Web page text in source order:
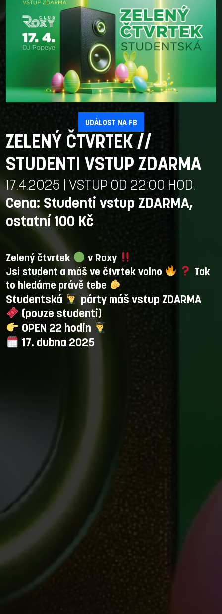
UDÁLOST NA FB
ZELENÝ ČTVRTEK //
STUDENTI VSTUP ZDARMA
17.4.2025 | VSTUP OD 22:00 HOD.
Cena: Studenti vstup ZDARMA,
ostatní 100 Kč
Zelený čtvrtek
v Roxy
Jsi student a máš ve čtvrtek volno
Tak
to hledáme právě tebe
Studentská
párty máš vstup ZDARMA
(pouze studenti)
OPEN 22 hodin
17. dubna 2025